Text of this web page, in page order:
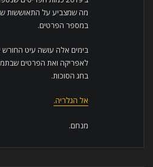
מה שמצביע על התאוששות של
במספר הפרטים.
בימים אלה עושה עיט
לאפריקה ואת הפרטים
בחג הסוכות.
אל הגלריה.
מנחם.